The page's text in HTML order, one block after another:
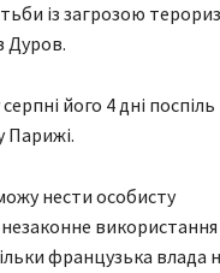
із загрозою
Дуров.
його 4 дні поспіль
Парижі.
нести особисту
незаконне
французька влада